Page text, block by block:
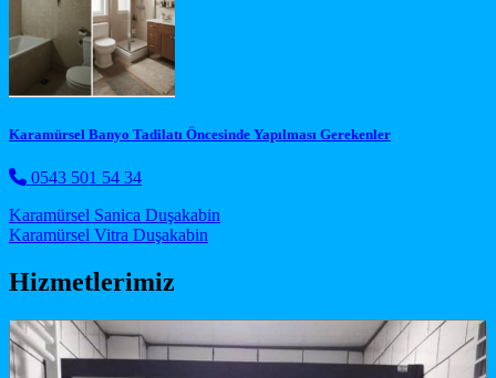
Karamürsel Banyo Tadilatı Öncesinde Yapılması Gerekenler
0543 501 54 34
Post navigation
Karamürsel Sanica Duşakabin
Karamürsel Vitra Duşakabin
Hizmetlerimiz